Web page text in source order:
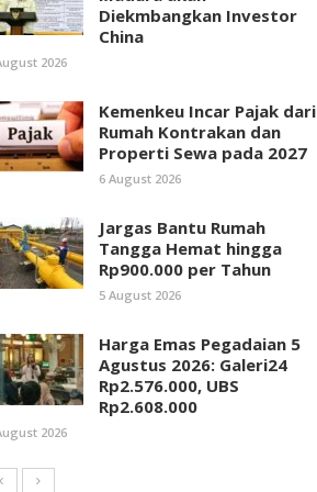
Diekmbangkan Investor
China
2026
Kemenkeu Incar Pajak dari
Rumah Kontrakan dan
Properti Sewa pada 2027
6 August 2026
Jargas Bantu Rumah
Tangga Hemat hingga
Rp900.000 per Tahun
5 August 2026
Harga Emas Pegadaian 5
Agustus 2026: Galeri24
Rp2.576.000, UBS
Rp2.608.000
2026